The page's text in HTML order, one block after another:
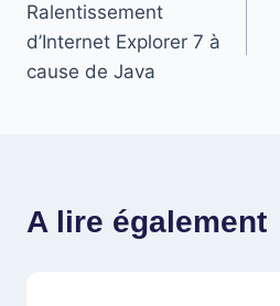
de
l’article
Ralentissement
d’Internet Explorer 7 à
cause de Java
A lire également